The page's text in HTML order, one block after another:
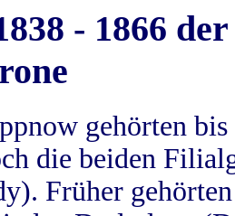
- 1866
gehörten
die beiden
Früher